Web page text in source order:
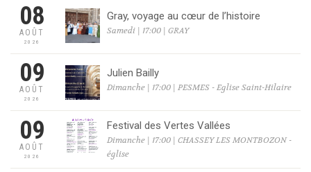
08
AOÛT
2026
Gray, voyage au cœur de l’histoire
Samedi | 17:00 | GRAY
09
AOÛT
2026
Julien Bailly
Dimanche | 17:00 | PESMES - Eglise Saint-Hilaire
09
AOÛT
2026
Festival des Vertes Vallées
Dimanche | 17:00 | CHASSEY LES MONTBOZON -
église